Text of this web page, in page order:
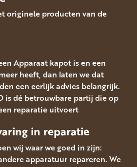
originele producten van de
Apparaat kapot is en een
heeft, dan laten we dat
een eerlijk advies belangrijk.
is dé betrouwbare partij die op
reparatie uitvoert
in reparatie
wij waar we goed in zijn:
apparatuur repareren. We